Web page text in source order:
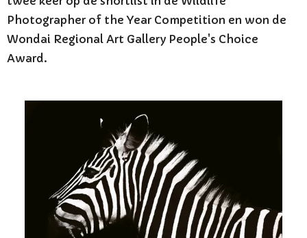
Photographer of the Year Competition en won de
Wondai Regional Art Gallery People's Choice
Award.